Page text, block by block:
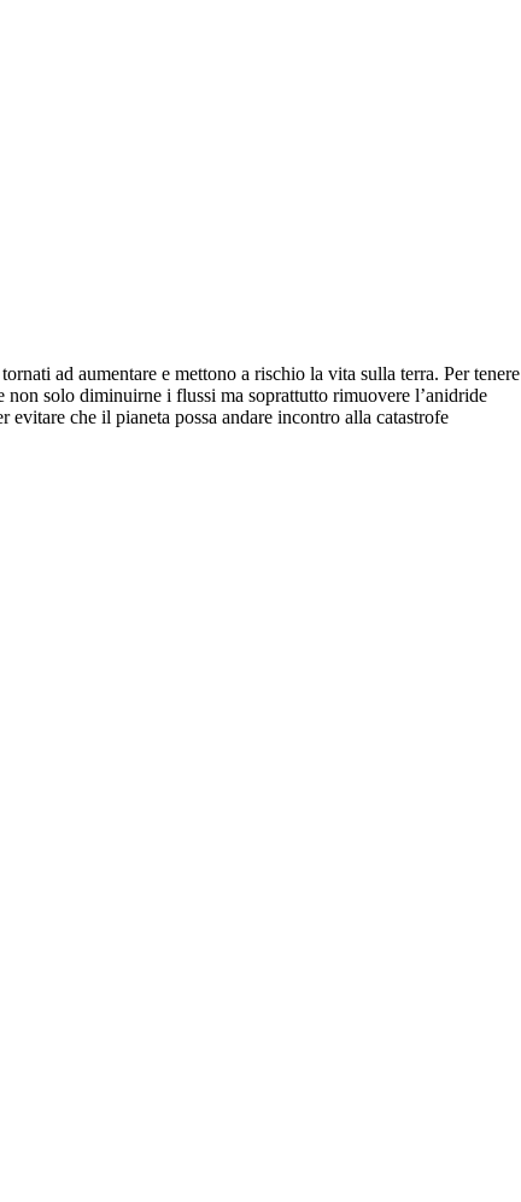
ad aumentare e mettono a rischio la vita sulla terra. Per tenere
solo diminuirne i flussi ma soprattutto rimuovere l’anidride
evitare che il pianeta possa andare incontro alla catastrofe